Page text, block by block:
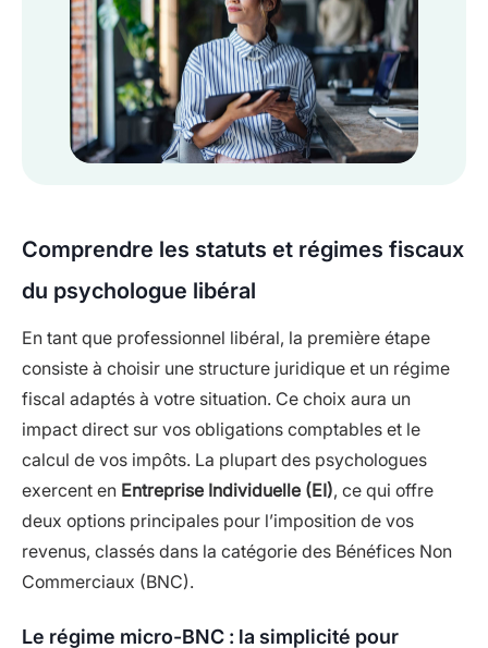
Comprendre les statuts et régimes fiscaux
du psychologue libéral
En tant que professionnel libéral, la première étape
consiste à choisir une structure juridique et un régime
fiscal adaptés à votre situation. Ce choix aura un
impact direct sur vos obligations comptables et le
calcul de vos impôts. La plupart des psychologues
exercent en Entreprise Individuelle (EI), ce qui offre
deux options principales pour l’imposition de vos
revenus, classés dans la catégorie des Bénéfices Non
Commerciaux (BNC).
Le régime micro-BNC : la simplicité pour